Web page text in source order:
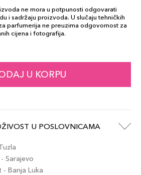
ne mora u potpunosti odgovarati
i sadržaju proizvoda. U slučaju tehničkih
parfumerija ne preuzima odgovornost za
cijena i fotografija.
U KORPU
U POSLOVNICAMA
Sarajevo
- Banja Luka